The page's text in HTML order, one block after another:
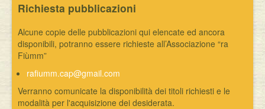
Richiesta pubblicazioni
Alcune copie delle pubblicazioni qui elencate ed ancora
disponibili, potranno essere richieste all’Associazione “ra
Fiùmm”
rafiumm.cap@gmail.com
Verranno comunicate la disponibilità dei titoli richiesti e le
modalità per l'acquisizione dei desiderata.